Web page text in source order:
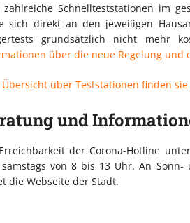
Schnellteststationen im
sich direkt an den jeweiligen
grundsätzlich nicht mehr
über die neue Regelung und
Übersicht über Teststationen finden
und
der Corona-Hotline
von 8 bis 13 Uhr. An
die Webseite der Stadt.